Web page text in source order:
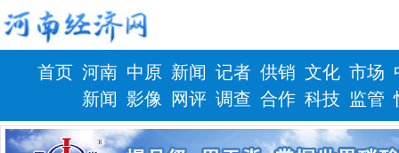
首页 河南
新闻
中原
影像
新闻
网评
记者
调查
供销
合作
文化
科技
市场
监管
财政 健康